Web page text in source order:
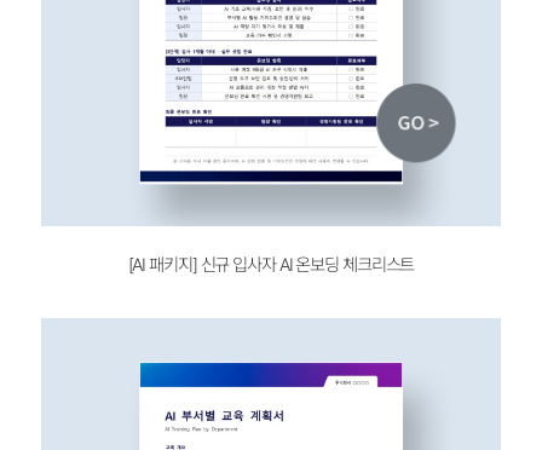
[AI 패키지] 신규 입사자 AI 온보딩 체크리스트